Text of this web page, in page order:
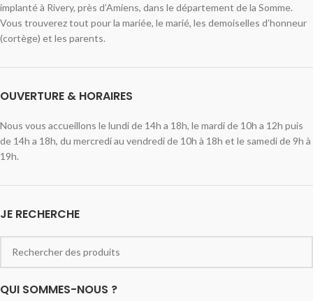
implanté à Rivery, près d’Amiens, dans le département de la Somme.
Vous trouverez tout pour la mariée, le marié, les demoiselles d’honneur
(cortège) et les parents.
OUVERTURE & HORAIRES
Nous vous accueillons le lundi de 14h a 18h, le mardi de 10h a 12h puis
de 14h a 18h, du mercredi au vendredi de 10h à 18h et le samedi de 9h à
19h.
JE RECHERCHE
QUI SOMMES-NOUS ?